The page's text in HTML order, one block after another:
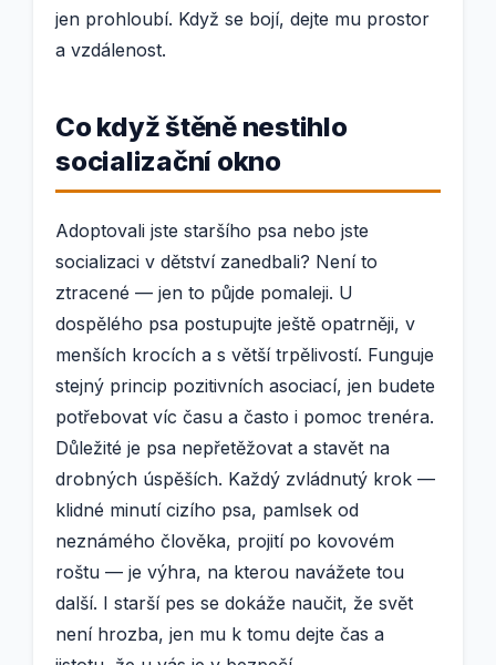
jen prohloubí. Když se bojí, dejte mu prostor
a vzdálenost.
Co když štěně nestihlo
socializační okno
Adoptovali jste staršího psa nebo jste
socializaci v dětství zanedbali? Není to
ztracené — jen to půjde pomaleji. U
dospělého psa postupujte ještě opatrněji, v
menších krocích a s větší trpělivostí. Funguje
stejný princip pozitivních asociací, jen budete
potřebovat víc času a často i pomoc trenéra.
Důležité je psa nepřetěžovat a stavět na
drobných úspěších. Každý zvládnutý krok —
klidné minutí cizího psa, pamlsek od
neznámého člověka, projití po kovovém
roštu — je výhra, na kterou navážete tou
další. I starší pes se dokáže naučit, že svět
není hrozba, jen mu k tomu dejte čas a